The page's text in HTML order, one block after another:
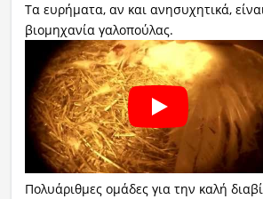
Τα ευρήματα, αν και ανησυχητικά,
βιομηχανία γαλοπούλας.
Πολυάριθμες ομάδες για την καλή